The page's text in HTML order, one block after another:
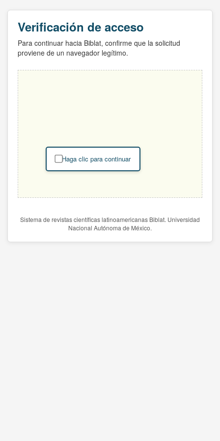
Verificación de acceso
Para continuar hacia Biblat, confirme que la solicitud
proviene de un navegador legítimo.
Haga clic para continuar
Sistema de revistas científicas latinoamericanas Biblat. Universidad
Nacional Autónoma de México.